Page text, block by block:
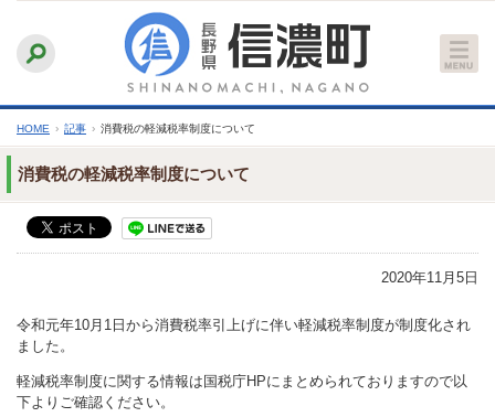
文
へ
ふりがなをつける
文字サイズ
縮小 標準 拡大
HOME › 記事 › 消費税の軽減税率制度について
消費税の軽減税率制度について
2020年11月5日
令和元年10月1日から消費税率引上げに伴い軽減税率制度が制度化され
ました。
軽減税率制度に関する情報は国税庁HPにまとめられておりますので以
下よりご確認ください。